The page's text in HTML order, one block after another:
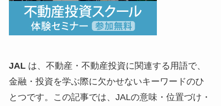
JALは、不動産・不動産投資に関連する用語で、
金融・投資を学ぶ際に欠かせないキーワードのひ
とつです。この記事では、JALの意味・位置づけ・